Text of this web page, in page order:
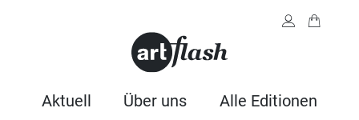
Aktuell Über uns Alle Editionen